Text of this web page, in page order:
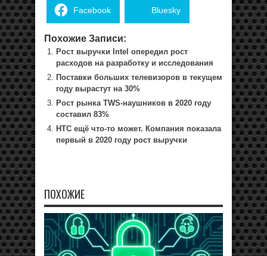
Facebook Bluesky
Похожие Записи:
Рост выручки Intel опередил рост
расходов на разработку и исследования
Поставки больших телевизоров в текущем
году вырастут на 30%
Рост рынка TWS-наушников в 2020 году
составил 83%
HTC ещё что-то может. Компания показала
первый в 2020 году рост выручки
ПОХОЖИЕ